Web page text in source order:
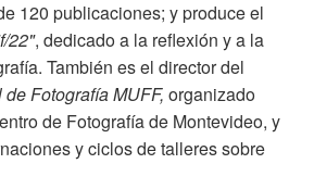
120 publicaciones; y produce el
22", dedicado a la reflexión y a la
También es el director del
Fotografía MUFF, organizado
de Fotografía de Montevideo, y
y ciclos de talleres sobre